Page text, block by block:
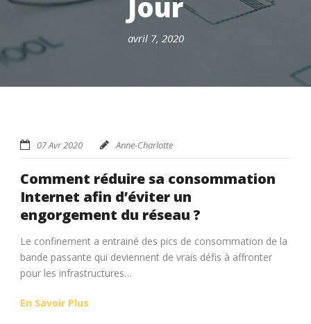
avril 7, 2020
07 Avr 2020 Anne-Charlotte
Comment réduire sa consommation
Internet afin d’éviter un
engorgement du réseau ?
Le confinement a entrainé des pics de consommation de la
bande passante qui deviennent de vrais défis à affronter
pour les infrastructures…
En Savoir Plus